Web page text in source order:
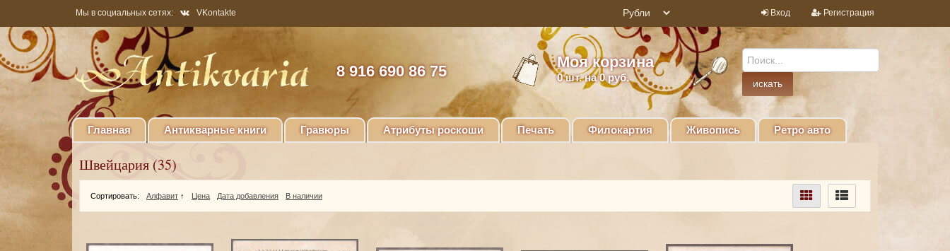
Мы в социальных сетях: VKontakte Вход Регистрация
8 916 690 86 75
Моя корзина
0шт. на 0 руб.
Главная Антикварные книги Гравюры Атрибуты роскоши Печать Филокартия Живопись Ретро авто
Швейцария (35)
Сортировать: Алфавит ↑ Цена Дата добавления В наличии